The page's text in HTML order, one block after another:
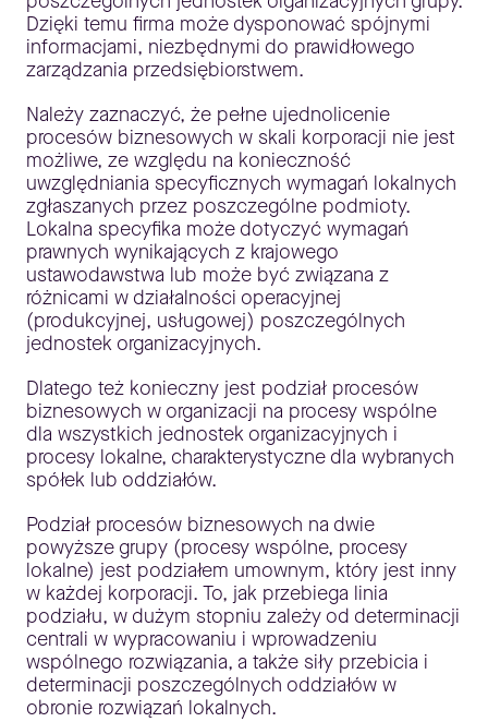
Dzięki temu firma może dysponować spójnymi
informacjami, niezbędnymi do prawidłowego
zarządzania przedsiębiorstwem.
Należy zaznaczyć, że pełne ujednolicenie
procesów biznesowych w skali korporacji nie jest
możliwe, ze względu na konieczność
uwzględniania specyficznych wymagań lokalnych
zgłaszanych przez poszczególne podmioty.
Lokalna specyfika może dotyczyć wymagań
prawnych wynikających z krajowego
ustawodawstwa lub może być związana z
różnicami w działalności operacyjnej
(produkcyjnej, usługowej) poszczególnych
jednostek organizacyjnych.
Dlatego też konieczny jest podział procesów
biznesowych w organizacji na procesy wspólne
dla wszystkich jednostek organizacyjnych i
procesy lokalne, charakterystyczne dla wybranych
spółek lub oddziałów.
Podział procesów biznesowych na dwie
powyższe grupy (procesy wspólne, procesy
lokalne) jest podziałem umownym, który jest inny
w każdej korporacji. To, jak przebiega linia
podziału, w dużym stopniu zależy od determinacji
centrali w wypracowaniu i wprowadzeniu
wspólnego rozwiązania, a także siły przebicia i
determinacji poszczególnych oddziałów w
obronie rozwiązań lokalnych.